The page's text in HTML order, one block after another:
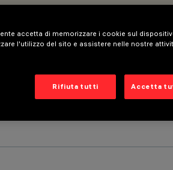
accetta di memorizzare i cookie sul
l'utilizzo del sito e assistere nelle nostre
Rifiuta tutti Accetta